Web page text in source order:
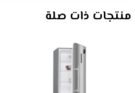
منتجات ذات صلة